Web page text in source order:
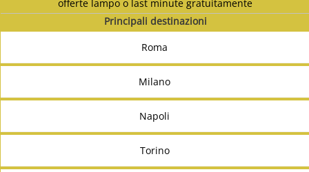
offerte lampo o last minute gratuitamente
Principali destinazioni
Roma
Milano
Napoli
Torino